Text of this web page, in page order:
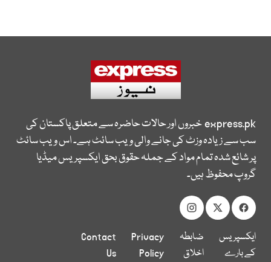
express.pkخبروں اور حالات حاضرہ سے متعلق پاکستان کی
سب سے زیادہ وزٹ کی جانے والی ویب سائٹ ہے۔ اس ویب سائٹ
پر شائع شدہ تمام مواد کے جملہ حقوق بحق ایکسپریس میڈیا
گروپ محفوظ ہیں۔
ایکسپریس
کے بارے
ضابطہ
اخلاق
Privacy
Policy
Contact
Us